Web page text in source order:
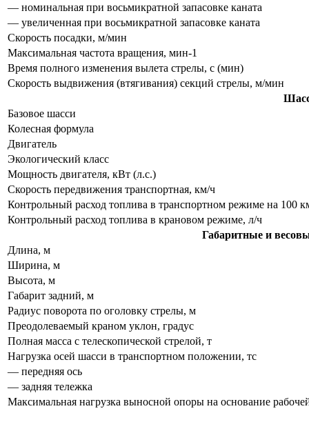
— номинальная при восьмикратной запасовке каната
— увеличенная при восьмикратной запасовке каната
Скорость посадки, м/мин
Максимальная частота вращения, мин-1
Время полного изменения вылета стрелы, с (мин)
Скорость выдвижения (втягивания) секций стрелы, м/мин
Базовое шасси
Колесная формула
Двигатель
Экологический класс
Мощность двигателя, кВт (л.с.)
Скорость передвижения транспортная, км/ч
Контрольный расход топлива в транспортном режиме на 100
Контрольный расход топлива в крановом режиме, л/ч
Габаритные и
Длина, м
Ширина, м
Высота, м
Габарит задний, м
Радиус поворота по оголовку стрелы, м
Преодолеваемый краном уклон, градус
Полная масса с телескопической стрелой, т
Нагрузка осей шасси в транспортном положении, тс
— передняя ось
— задняя тележка
Максимальная нагрузка выносной опоры на основание